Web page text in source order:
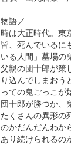
物語／
時は大正時代。東
皆、死んでいるに
いる人間」墓場の
父親の団十郎が策
り込んでしまおう
っての鬼ごっこが
団十郎が勝つか、
たくさんの異形の
のかだんだんわか
あり続けられるの